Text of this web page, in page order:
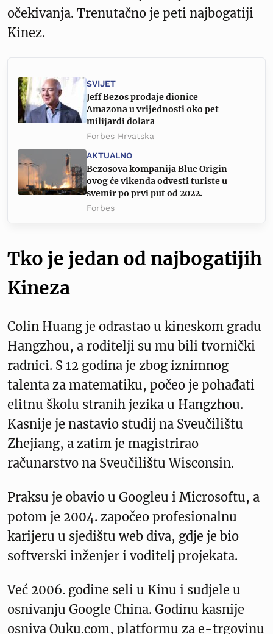
očekivanja. Trenutačno je peti najbogatiji
Kinez.
SVIJET
Jeff Bezos prodaje dionice
Amazona u vrijednosti oko pet
milijardi dolara
Forbes Hrvatska
AKTUALNO
Bezosova kompanija Blue Origin
ovog će vikenda odvesti turiste u
svemir po prvi put od 2022.
Forbes
Tko je jedan od najbogatijih
Kineza
Colin Huang je odrastao u kineskom gradu
Hangzhou, a roditelji su mu bili tvornički
radnici. S 12 godina je zbog iznimnog
talenta za matematiku, počeo je pohađati
elitnu školu stranih jezika u Hangzhou.
Kasnije je nastavio studij na Sveučilištu
Zhejiang, a zatim je magistrirao
računarstvo na Sveučilištu Wisconsin.
Praksu je obavio u Googleu i Microsoftu, a
potom je 2004. započeo profesionalnu
karijeru u sjedištu web diva, gdje je bio
softverski inženjer i voditelj projekata.
Već 2006. godine seli u Kinu i sudjele u
osnivanju Google China. Godinu kasnije
osniva Ouku.com, platformu za e-trgovinu